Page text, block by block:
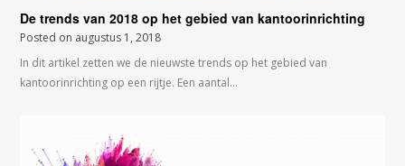
De trends van 2018 op het gebied van kantoorinrichting
Posted on augustus 1, 2018
In dit artikel zetten we de nieuwste trends op het gebied van
kantoorinrichting op een rijtje. Een aantal…